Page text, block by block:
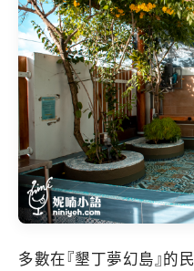
多數在『墾丁夢幻島』的